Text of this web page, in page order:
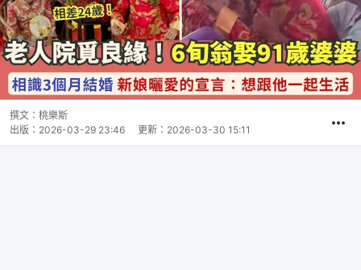
撰文： 桃樂斯
出版： 2026-03-29 23:46 更新： 2026-03-30 15:11